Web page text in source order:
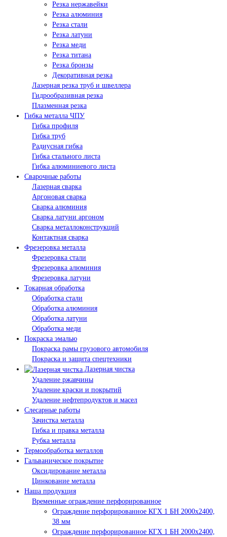
Резка нержавейки
Резка алюминия
Резка стали
Резка латуни
Резка меди
Резка титана
Резка бронзы
Декоративная резка
Лазерная резка труб и швеллера
Гидрообразивная резка
Плазменная резка
Гибка металла ЧПУ
Гибка профиля
Гибка труб
Радиусная гибка
Гибка стального листа
Гибка алюминиевого листа
Сварочные работы
Лазерная сварка
Аргоновая сварка
Сварка алюминия
Сварка латуни аргоном
Сварка металлоконструкций
Контактная сварка
Фрезеровка металла
Фрезеровка стали
Фрезеровка алюминия
Фрезеровка латуни
Токарная обработка
Обработка стали
Обработка алюминия
Обработка латуни
Обработка меди
Покраска эмалью
Покраска рамы грузового автомобиля
Покраска и защита спецтехники
Лазерная чистка
Удаление ржавчины
Удаление краски и покрытий
Удаление нефтепродуктов и масел
Слесарные работы
Зачистка металла
Гибка и правка металла
Рубка металла
Термообработка металлов
Гальваническое покрытие
Оксидирование металла
Цинкование металла
Наша продукция
Временные ограждение перфорированное
Ограждение перфорированное КГХ 1 БН 2000х2400,
38 мм
Ограждение перфорированное КГХ 1 БН 2000х2400,